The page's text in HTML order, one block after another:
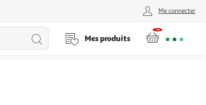
Me connecter
Lancer
Mes produits